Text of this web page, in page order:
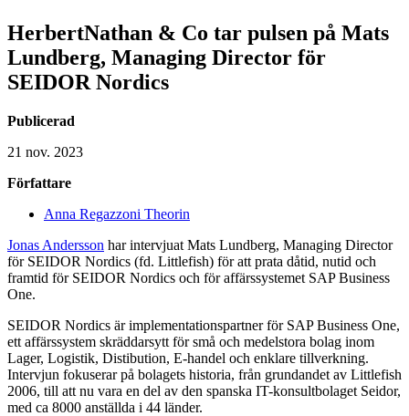
HerbertNathan & Co tar pulsen på Mats
Lundberg, Managing Director för
SEIDOR Nordics
Publicerad
21 nov. 2023
Författare
Anna Regazzoni Theorin
Jonas Andersson har intervjuat Mats Lundberg, Managing Director
för SEIDOR Nordics (fd. Littlefish) för att prata dåtid, nutid och
framtid för SEIDOR Nordics och för affärssystemet SAP Business
One.
SEIDOR Nordics är implementationspartner för SAP Business One,
ett affärssystem skräddarsytt för små och medelstora bolag inom
Lager, Logistik, Distibution, E-handel och enklare tillverkning.
Intervjun fokuserar på bolagets historia, från grundandet av Littlefish
2006, till att nu vara en del av den spanska IT-konsultbolaget Seidor,
med ca 8000 anställda i 44 länder.